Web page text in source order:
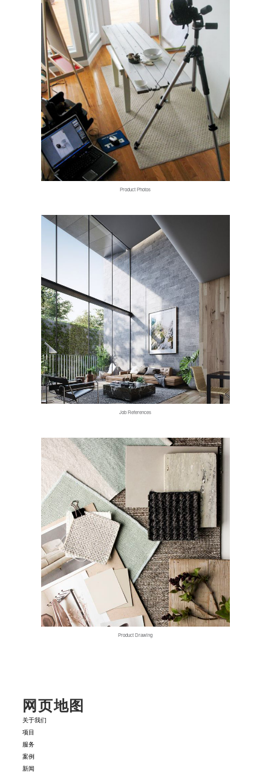
Product Photos
Job References
Product Drawing
网页地图
关于我们
项目
服务
案例
新闻